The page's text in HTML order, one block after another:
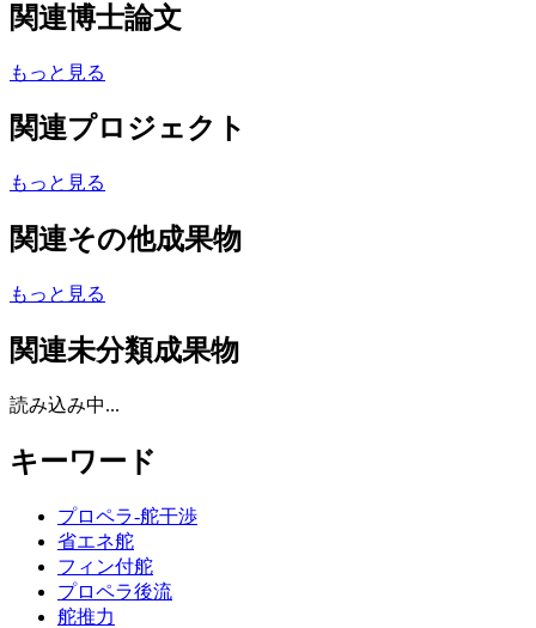
関連博士論文
もっと見る
関連プロジェクト
もっと見る
関連その他成果物
もっと見る
関連未分類成果物
読み込み中...
キーワード
プロペラ-舵干渉
省エネ舵
フィン付舵
プロペラ後流
舵推力